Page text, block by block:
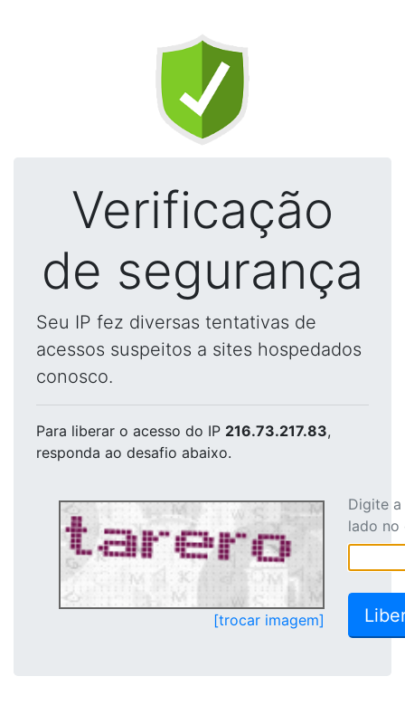
Verificação
de segurança
Seu IP fez diversas tentativas de
acessos suspeitos a sites hospedados
conosco.
Para liberar o acesso do IP 216.73.217.83,
responda ao desafio abaixo.
[trocar imagem]
Digite
lado no